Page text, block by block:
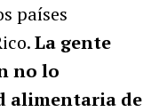
países
La gente
no lo
alimentaria de